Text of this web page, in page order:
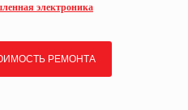
электроника
РЕМОНТА